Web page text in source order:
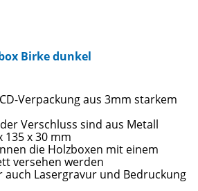
Birke dunkel
Verpackung aus 3mm starkem
Verschluss sind aus Metall
135 x 30 mm
die Holzboxen mit einem
versehen werden
Lasergravur und Bedruckung